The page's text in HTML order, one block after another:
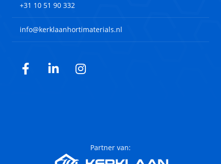
+31 10 51 90 332
info@kerklaanhortimaterials.nl
Facebook
LinkedInInstagram
Partner van: